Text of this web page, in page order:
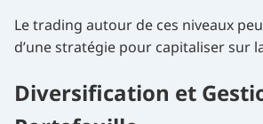
Le trading autour de ces niveaux
d’une stratégie pour capitaliser sur
Diversification et